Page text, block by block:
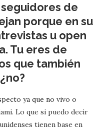
de
porque en su
u open
Tu eres de
que también
ya que no vivo o
Lo que si puedo decir
tienen base en